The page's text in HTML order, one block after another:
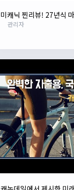
미캐닉 찐리뷰! 27년식
관리자